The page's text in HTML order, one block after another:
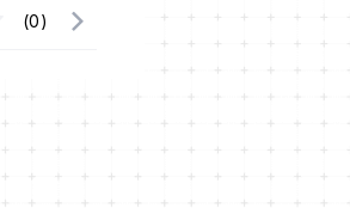
(0)